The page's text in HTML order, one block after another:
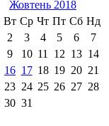
Жовтень 2018
Вт Ср Чт Пт Сб Нд
2 3 4 5 6
7
9 10 11 12 13 14
16 17 18 19 20 21
23 24 25 26 27 28
30 31